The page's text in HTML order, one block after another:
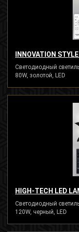
INNOVATION
Светодиодный
80W, золотой, LED
HIGH-TECH LED
Светодиодный
120W, черный, LED